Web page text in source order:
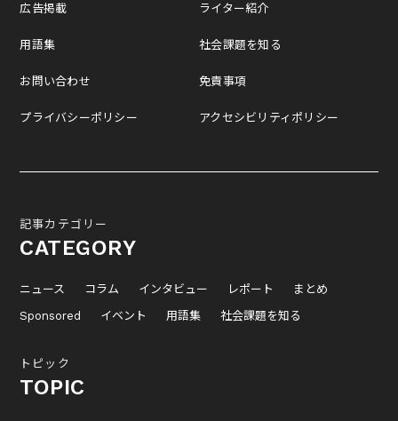
広告掲載
用語集
お問い合わせ
プライバシーポリシー
ライター紹介
社会課題を知る
免責事項
アクセシビリティポリシー
記事カテゴリー
CATEGORY
ニュース コラム インタビュー レポート
まとめ
Sponsored
イベント 用語集 社会課題を知る
トピック
TOPIC